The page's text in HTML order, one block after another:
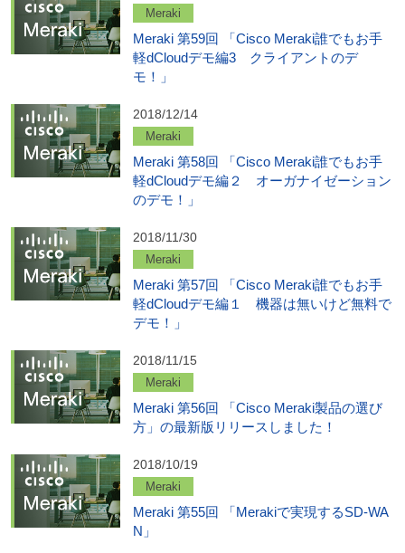
Meraki
Meraki 第59回 「Cisco Meraki誰でもお手
軽dCloudデモ編3 クライアントのデ
モ！」
2018/12/14
Meraki
Meraki 第58回 「Cisco Meraki誰でもお手
軽dCloudデモ編２ オーガナイゼーション
のデモ！」
2018/11/30
Meraki
Meraki 第57回 「Cisco Meraki誰でもお手
軽dCloudデモ編１ 機器は無いけど無料で
デモ！」
2018/11/15
Meraki
Meraki 第56回 「Cisco Meraki製品の選び
方」の最新版リリースしました！
2018/10/19
Meraki
Meraki 第55回 「Merakiで実現するSD-WA
N」